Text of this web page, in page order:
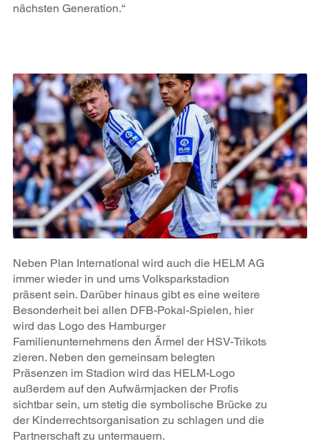
nächsten Generation.“
Neben Plan International wird auch die HELM AG
immer wieder in und ums Volksparkstadion
präsent sein. Darüber hinaus gibt es eine weitere
Besonderheit bei allen DFB-Pokal-Spielen, hier
wird das Logo des Hamburger
Familienunternehmens den Ärmel der HSV-Trikots
zieren. Neben den gemeinsam belegten
Präsenzen im Stadion wird das HELM-Logo
außerdem auf den Aufwärmjacken der Profis
sichtbar sein, um stetig die symbolische Brücke zu
der Kinderrechtsorganisation zu schlagen und die
Partnerschaft zu untermauern.